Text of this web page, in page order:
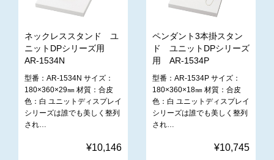
ネックレススタンド ユ
ニットDPシリーズ用
AR-1534N
型番：AR-1534N サイズ：
180×360×29㎜ 材質：合皮
色：白 ユニットディスプレイ
シリーズは誰でも美しく整列
され…
¥10,146
ペンダント3本掛スタン
ド ユニットDPシリーズ
用 AR-1534P
型番：AR-1534P サイズ：
180×360×18㎜ 材質：合皮
色：白 ユニットディスプレイ
シリーズは誰でも美しく整列
され…
¥10,745